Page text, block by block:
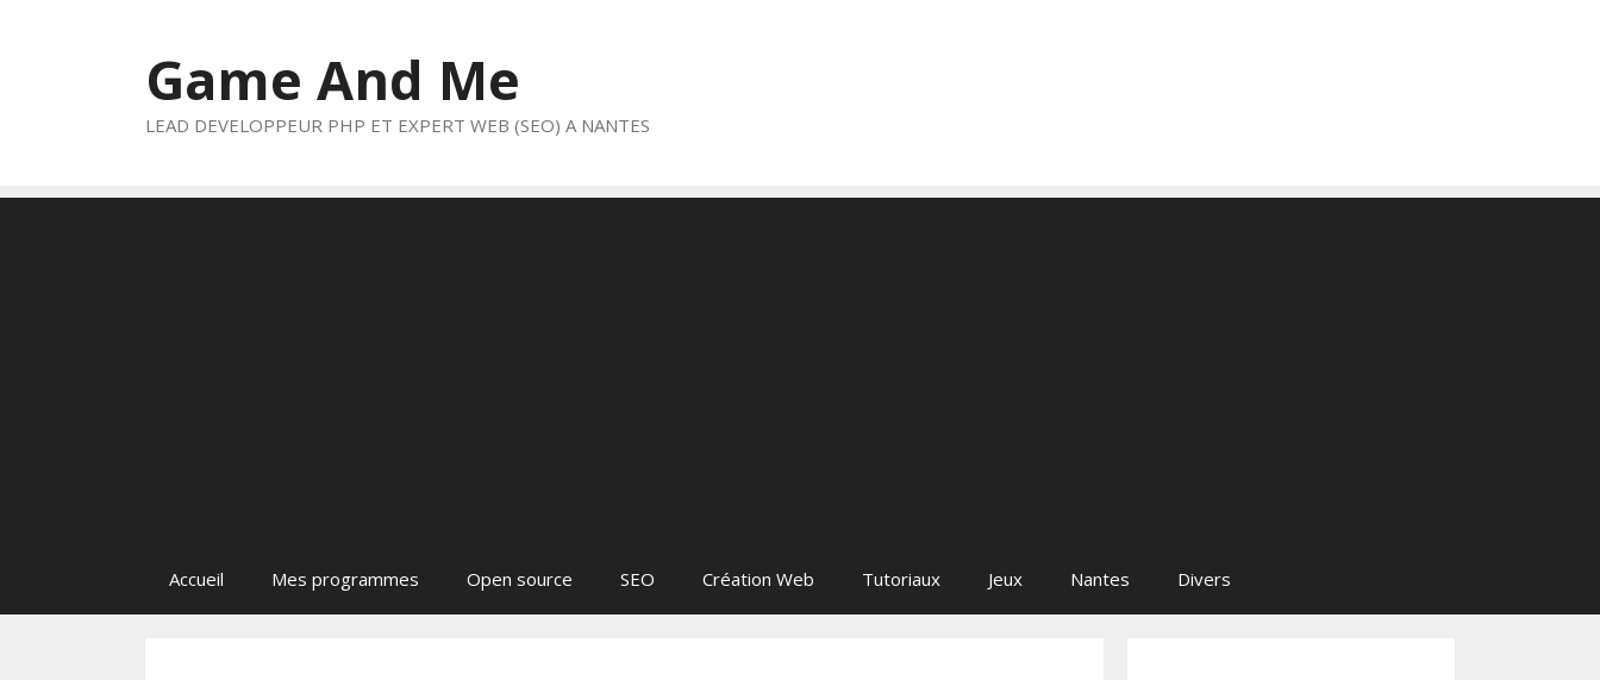
Game And Me
LEAD DEVELOPPEUR PHP ET EXPERT WEB (SEO) A NANTES
Accueil Mes programmes Open source SEO Création Web Tutoriaux Jeux Nantes Divers